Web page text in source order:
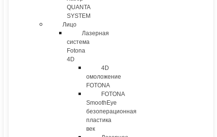
QUANTA
SYSTEM
Лицо
Лазерная
система
Fotona
4D
4D
омоложение
FOTONA
FOTONA
SmoothEye
безоперационная
пластика
век